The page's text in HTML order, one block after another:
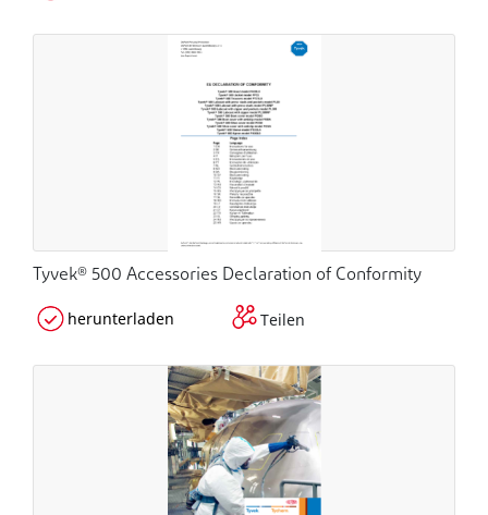
Tyvek® 500 Accessories Declaration of Conformity
herunterladen Teilen